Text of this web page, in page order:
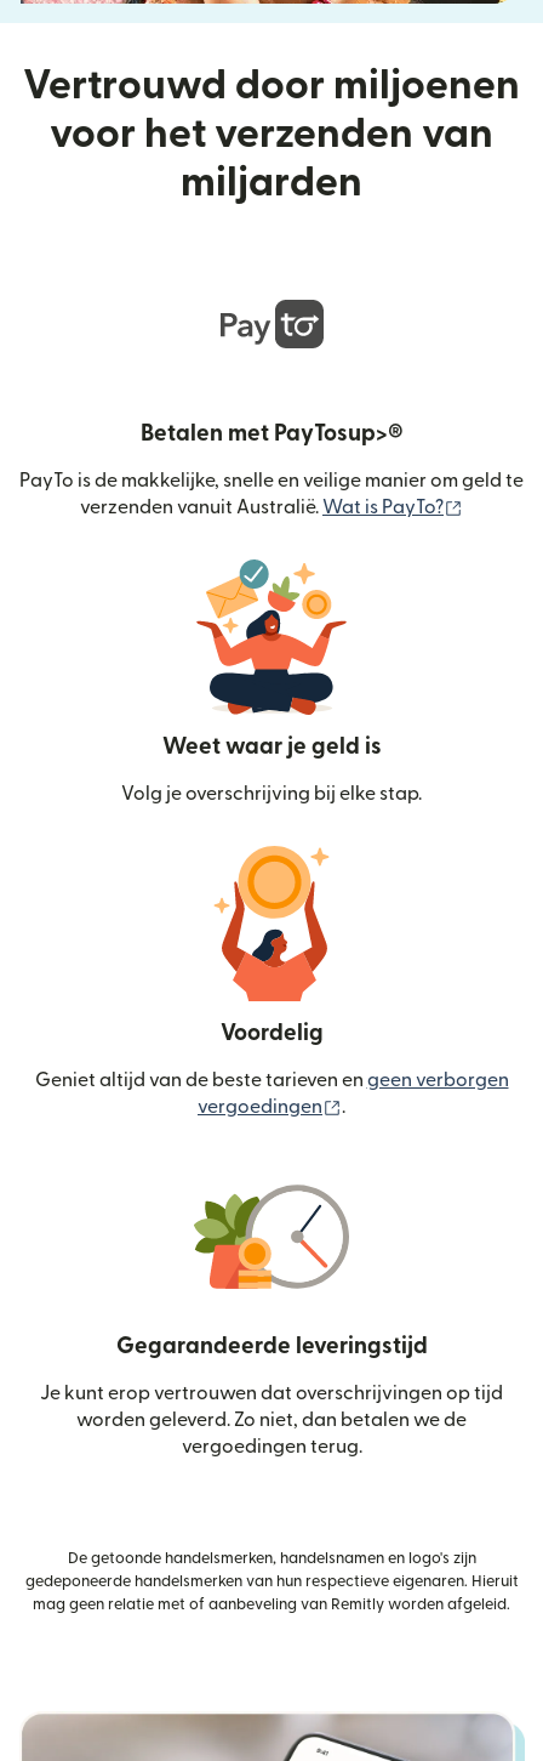
Vertrouwd door miljoenen
voor het verzenden van
miljarden
Betalen met PayTosup>®
PayTo is de makkelijke, snelle en veilige manier om geld te
verzenden vanuit Australië.Wat is PayTo?
Weet waar je geld is
Volg je overschrijving bij elke stap.
Voordelig
Geniet altijd van de beste tarieven en geen verborgen
vergoedingen
.
Gegarandeerde leveringstijd
Je kunt erop vertrouwen dat overschrijvingen op tijd
worden geleverd. Zo niet, dan betalen we de
vergoedingen terug.
De getoonde handelsmerken, handelsnamen en logo's zijn
gedeponeerde handelsmerken van hun respectieve eigenaren. Hieruit
mag geen relatie met of aanbeveling van Remitly worden afgeleid.